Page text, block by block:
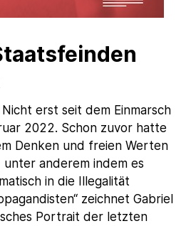
erst seit dem Einmarsch
2022. Schon zuvor hatte
Denken und freien Werten
anderem indem es
in die Illegalität
zeichnet Gabriel
Portrait der letzten